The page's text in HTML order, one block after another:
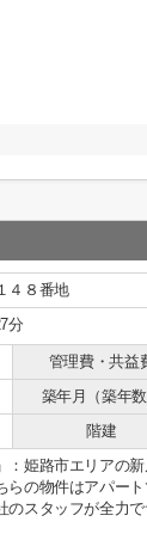
４８番地
分
管理費・共益
築年月（築年数
階建
：姫路市エリアの
らの物件はアパー
のスタッフが全力